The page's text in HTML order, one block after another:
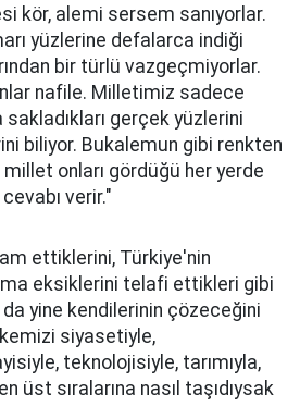
kör, alemi sersem sanıyorlar.
yüzlerine defalarca indiği
bir türlü vazgeçmiyorlar.
nafile. Milletimiz sadece
gerçek yüzlerini
biliyor. Bukalemun gibi renkten
onları gördüğü her yerde
verir."
ettiklerini, Türkiye'nin
eksiklerini telafi ettikleri gibi
da yine kendilerinin çözeceğini
siyasetiyle,
teknolojisiyle, tarımıyla,
üst sıralarına nasıl taşıdıysak